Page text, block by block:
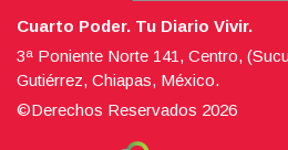
Cuarto Poder. Tu Diario Vivir.
3ª Poniente Norte 141, Centro,
Gutiérrez, Chiapas, México.
©Derechos Reservados 2026